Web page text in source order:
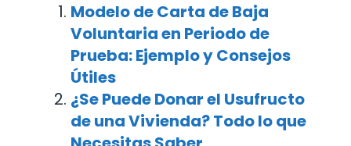
Modelo de Carta de Baja
Voluntaria en Periodo de
Prueba: Ejemplo y Consejos
Útiles
¿Se Puede Donar el Usufructo
de una Vivienda? Todo lo que